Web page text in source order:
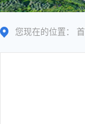
您现在的位置：